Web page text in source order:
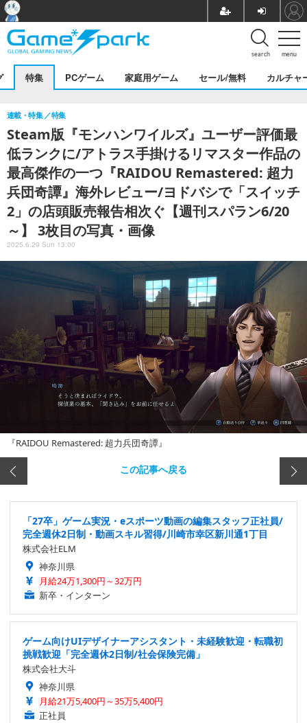
menu
search
特集 PCゲーム 家庭用ゲーム セール/無料 カルチャ
Steam版『モンハンワイルズ』ユーザー評価最
低ランクに/アトラス手掛けるリマスター作品の
最高傑作の一つ『RAIDOU Remastered: 超力
兵団奇譚』海外レビュー/ヨドバシで「スイッチ
2」の店頭販売報告相次ぐ【週刊スパラン6/20
～】 3枚目の写真・画像
連載・特集 特集
2025.6.29 Sun 13:00
『RAIDOU Remastered: 超力兵団奇譚』
この記事へ戻る
「27卒」ゲーム実況・eスポーツ動画の編集スタッフ正社員/
完全週休2日制・動画スキル習得/川崎市幸区新川通1丁目
株式会社ELM
神奈川県
月給24万1,300円～32万円
新卒・インターン
ゲーム向けUIデザイナーアシスタント・未経験歓迎・転職初
挑戦歓迎「完全週休2日制/社会保険完備」
株式会社大斗
神奈川県
月給21万5,400円～35万5,400円
正社員